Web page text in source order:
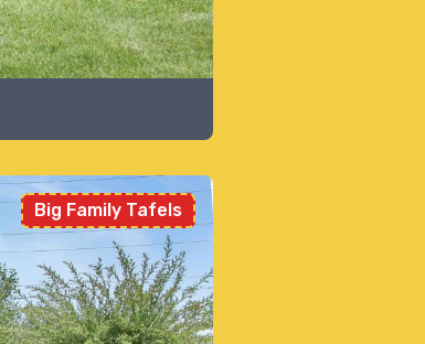
Big Family Tafels